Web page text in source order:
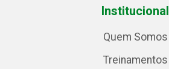
Institucional
Quem Somos
Treinamentos